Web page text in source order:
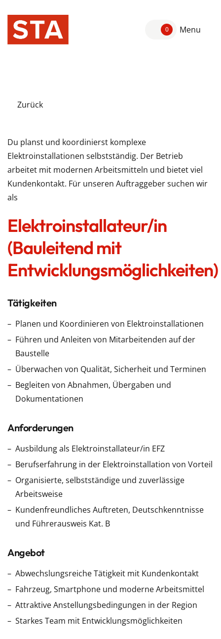
0 Menu
Zurück
Du planst und koordinierst komplexe
Elektroinstallationen selbstständig. Der Betrieb
arbeitet mit modernen Arbeitsmitteln und bietet viel
Kundenkontakt. Für unseren Auftraggeber suchen wir
als
Elektroinstallateur/in
(Bauleitend mit
Entwicklungsmöglichkeiten)
Tätigkeiten
Planen und Koordinieren von Elektroinstallationen
Führen und Anleiten von Mitarbeitenden auf der
Baustelle
Überwachen von Qualität, Sicherheit und Terminen
Begleiten von Abnahmen, Übergaben und
Dokumentationen
Anforderungen
Ausbildung als Elektroinstallateur/in EFZ
Berufserfahrung in der Elektroinstallation von Vorteil
Organisierte, selbstständige und zuverlässige
Arbeitsweise
Kundenfreundliches Auftreten, Deutschkenntnisse
und Führerausweis Kat. B
Angebot
Abwechslungsreiche Tätigkeit mit Kundenkontakt
Fahrzeug, Smartphone und moderne Arbeitsmittel
Attraktive Anstellungsbedingungen in der Region
Starkes Team mit Entwicklungsmöglichkeiten